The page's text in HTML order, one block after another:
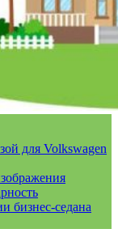
для Volkswagen
бизнес-седана